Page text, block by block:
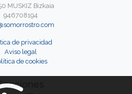
MUSKIZ Bizkaia
946708194
de privacidad
Aviso legal
de cookies